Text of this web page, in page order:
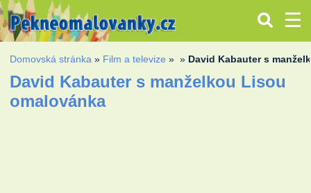
Domovská stránka » Film a televize » » David Kabauter s
David Kabauter s manželkou Lisou
omalovánka